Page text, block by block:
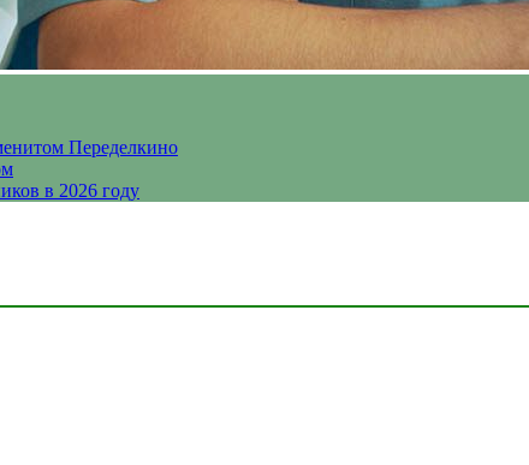
Переделкино
в 2026 году